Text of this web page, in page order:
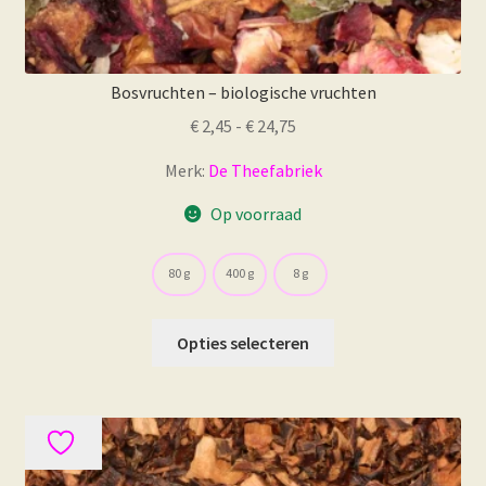
Bosvruchten – biologische vruchten
€ 2,45 - € 24,75
tot
€ 24,75
Merk: De Theefabriek
Op voorraad
80 g 400 g 8 g
Opties selecteren
variaties.
Deze